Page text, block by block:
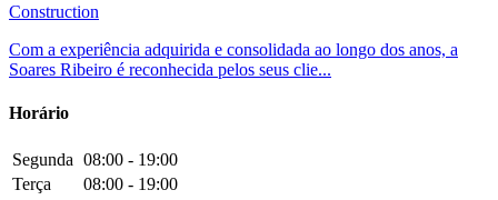
Construction
Com a experiência adquirida e consolidada ao longo dos anos, a
Soares Ribeiro é reconhecida pelos seus clie...
Horário
Segunda 08:00 - 19:00
Terça
08:00 - 19:00